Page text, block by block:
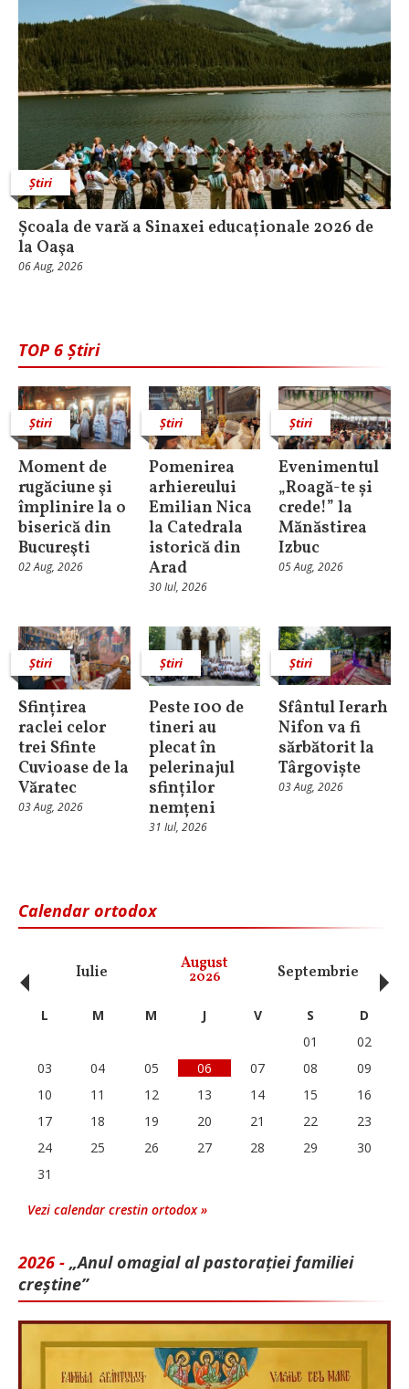
Știri
Școala de vară a Sinaxei educaționale 2026 de
la Oaşa
06 Aug, 2026
TOP 6 Știri
Știri
Moment de
rugăciune şi
împlinire la o
biserică din
Bucureşti
02 Aug, 2026
Știri
Pomenirea
arhiereului
Emilian Nica
la Catedrala
istorică din
Arad
30 Iul, 2026
Știri
Evenimentul
„Roagă-te și
crede!” la
Mănăstirea
Izbuc
05 Aug, 2026
Știri
Sfințirea
raclei celor
trei Sfinte
Cuvioase de la
Văratec
03 Aug, 2026
Știri
Peste 100 de
tineri au
plecat în
pelerinajul
sfinților
nemțeni
31 Iul, 2026
Știri
Sfântul Ierarh
Nifon va fi
sărbătorit la
Târgoviște
03 Aug, 2026
Calendar ortodox
Iulie August
2026 Septembrie
‹ L M M J V S
D
01
02
03
04 05 06 07 08
09
10
11 12 13 14 15
16
17
18 19 20 21 22
23
24
25 26 27 28 29
30
31
Vezi calendar crestin ortodox »
2026 - „Anul omagial al pastorației familiei
creștine”